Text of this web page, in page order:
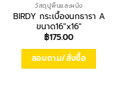
วัสดุปูพื้นและผนัง
BIRDY กระเบื้องนกธารา A
ขนาด16″x16″
฿175.00
สอบถาม/สั่งซื้อ